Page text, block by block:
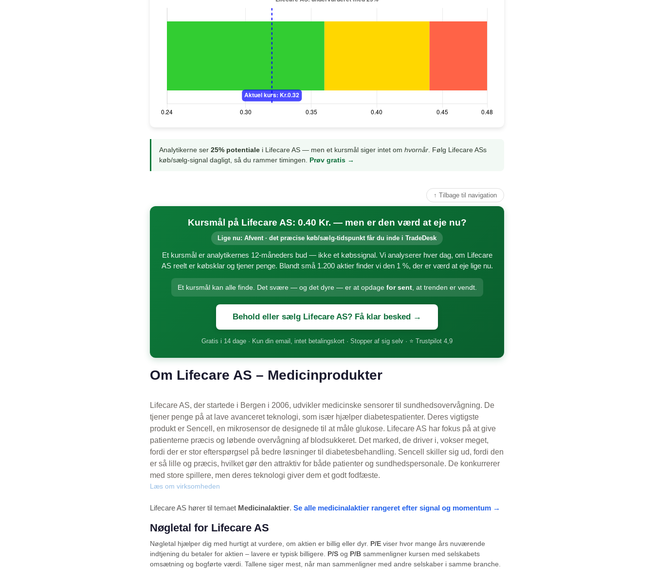
Analytikerne ser 25% potentiale i Lifecare AS — men et kursmål siger intet om hvornår . Følg Lifecare ASs
køb/sælg-signal dagligt, så du rammer timingen. Prøv gratis →
↑ Tilbage til navigation
Kursmål på Lifecare AS: 0.40 Kr. — men er den værd at eje nu?
Lige nu: Afvent · det præcise køb/sælg-tidspunkt får du inde i TradeDesk
Et kursmål er analytikernes 12-måneders bud — ikke et købssignal. Vi analyserer hver dag, om Lifecare
AS reelt er købsklar og tjener penge. Blandt små 1.200 aktier finder vi den 1 %, der er værd at eje lige nu.
Et kursmål kan alle finde. Det svære — og det dyre — er at opdage for sent, at trenden er vendt.
Behold eller sælg Lifecare AS? Få klar besked →
Gratis i 14 dage · Kun din email, intet betalingskort · Stopper af sig selv · ⭐ Trustpilot 4,9
Om Lifecare AS – Medicinprodukter
Lifecare AS, der startede i Bergen i 2006, udvikler medicinske sensorer til sundhedsovervågning. De
tjener penge på at lave avanceret teknologi, som især hjælper diabetespatienter. Deres vigtigste
produkt er Sencell, en mikrosensor de designede til at måle glukose. Lifecare AS har fokus på at give
patienterne præcis og løbende overvågning af blodsukkeret. Det marked, de driver i, vokser meget,
fordi der er stor efterspørgsel på bedre løsninger til diabetesbehandling. Sencell skiller sig ud, fordi den
er så lille og præcis, hvilket gør den attraktiv for både patienter og sundhedspersonale. De konkurrerer
med store spillere, men deres teknologi giver dem et godt fodfæste.
Læs om virksomheden
Lifecare AS hører til temaet Medicinalaktier. Se alle medicinalaktier rangeret efter signal og momentum →
Nøgletal for Lifecare AS
Nøgletal hjælper dig med hurtigt at vurdere, om aktien er billig eller dyr. P/E viser hvor mange års nuværende
indtjening du betaler for aktien – lavere er typisk billigere. P/S og P/B sammenligner kursen med selskabets
omsætning og bogførte værdi. Tallene siger mest, når man sammenligner med andre selskaber i samme branche.